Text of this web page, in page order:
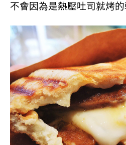
不會因為是熱壓吐司就烤的